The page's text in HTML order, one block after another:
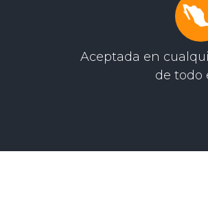
Aceptada en
de todo